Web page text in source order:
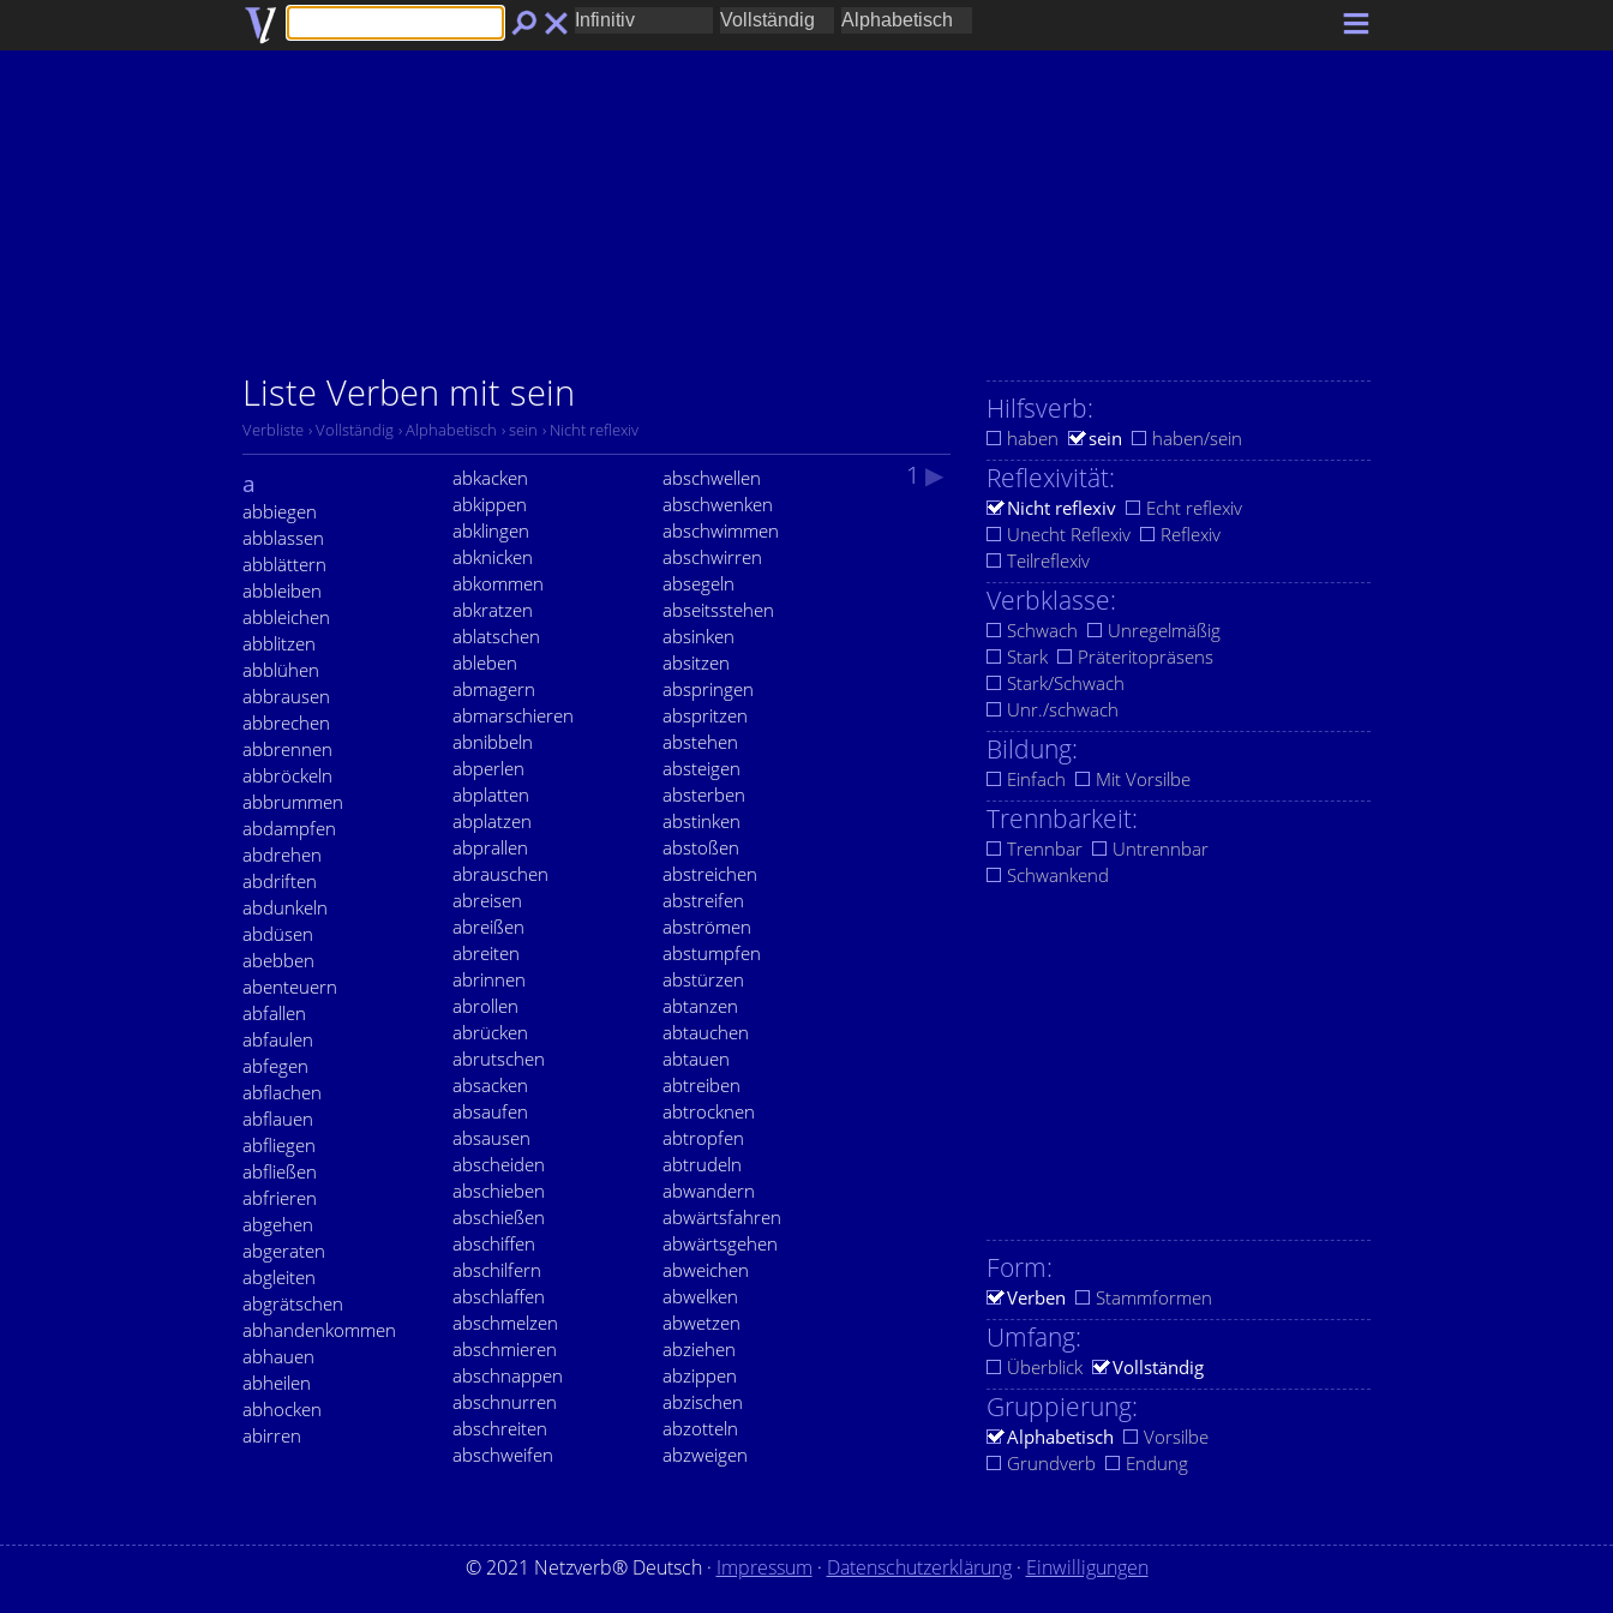
Liste Verben mit sein
Verbliste › Vollständig › Alphabetisch › sein › Nicht reflexiv
1 ▶
a
abbiegen
abblassen
abblättern
abbleiben
abbleichen
abblitzen
abblühen
abbrausen
abbrechen
abbrennen
abbröckeln
abbrummen
abdampfen
abdrehen
abdriften
abdunkeln
abdüsen
abebben
abenteuern
abfallen
abfaulen
abfegen
abflachen
abflauen
abfliegen
abfließen
abfrieren
abgehen
abgeraten
abgleiten
abgrätschen
abhandenkommen
abhauen
abheilen
abhocken
abirren
abkacken
abkippen
abklingen
abknicken
abkommen
abkratzen
ablatschen
ableben
abmagern
abmarschieren
abnibbeln
abperlen
abplatten
abplatzen
abprallen
abrauschen
abreisen
abreißen
abreiten
abrinnen
abrollen
abrücken
abrutschen
absacken
absaufen
absausen
abscheiden
abschieben
abschießen
abschiffen
abschilfern
abschlaffen
abschmelzen
abschmieren
abschnappen
abschnurren
abschreiten
abschweifen
abschwellen
abschwenken
abschwimmen
abschwirren
absegeln
abseitsstehen
absinken
absitzen
abspringen
abspritzen
abstehen
absteigen
absterben
abstinken
abstoßen
abstreichen
abstreifen
abströmen
abstumpfen
abstürzen
abtanzen
abtauchen
abtauen
abtreiben
abtrocknen
abtropfen
abtrudeln
abwandern
abwärtsfahren
abwärtsgehen
abweichen
abwelken
abwetzen
abziehen
abzippen
abzischen
abzotteln
abzweigen
Hilfsverb:
haben sein haben/sein
Reflexivität:
Nicht reflexiv
Echt reflexiv
Unecht Reflexiv
Reflexiv
Teilreflexiv
Verbklasse:
Schwach
Unregelmäßig
Stark
Präteritopräsens
Stark/Schwach
Unr./schwach
Bildung:
Einfach Mit Vorsilbe
Trennbarkeit:
Trennbar
Untrennbar
Schwankend
Form:
Verben Stammformen
Umfang:
Überblick Vollständig
Gruppierung:
Alphabetisch
Vorsilbe
Grundverb
Endung
© 2021 Netzverb® Deutsch · Impressum · Datenschutzerklärung· Einwilligungen